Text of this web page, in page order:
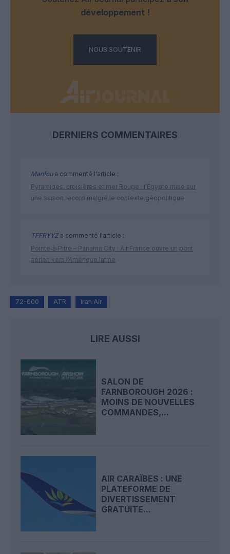
développement !
NOUS SOUTENIR
DERNIERS COMMENTAIRES
Manfoua commenté l'article :
Pyramides, croisières et mer Rouge : l’Égypte mise sur
une saison record malgré le contexte géopolitique
TFFRYYZa commenté l'article :
Pointe‑à‑Pitre – Panama City : Air France ouvre un pont
aérien vers l’Amérique latine
72-600 ATR Iran Air
LIRE AUSSI
SALON DE
FARNBOROUGH 2026 :
MOINS DE NOUVELLES
COMMANDES,...
AIR CARAÏBES : UNE
PLATEFORME DE
DIVERTISSEMENT
GRATUITE...